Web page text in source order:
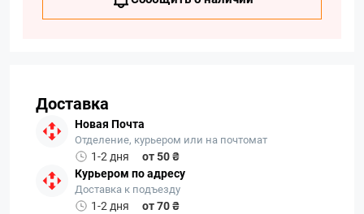
Доставка
Новая Почта
Отделение, курьером или на почтомат
1-2 дня
от 50 ₴
Курьером по адресу
Доставка к подъезду
1-2 дня
от 70 ₴